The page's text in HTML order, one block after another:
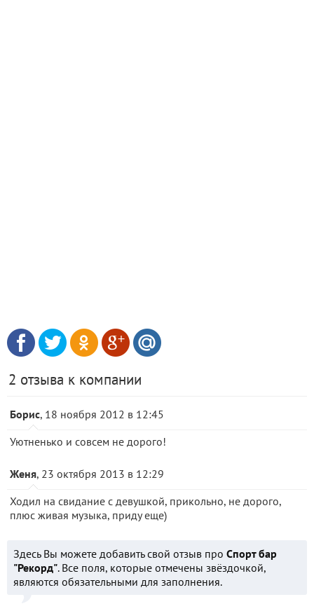
2 отзыва к компании
Борис, 18 ноября 2012 в 12:45
Уютненько и совсем не дорого!
Женя, 23 октября 2013 в 12:29
Ходил на свидание с девушкой, прикольно, не дорого,
плюс живая музыка, приду еще)
Здесь Вы можете добавить свой отзыв про Спорт бар
"Рекорд". Все поля, которые отмечены звёздочкой,
являются обязательными для заполнения.